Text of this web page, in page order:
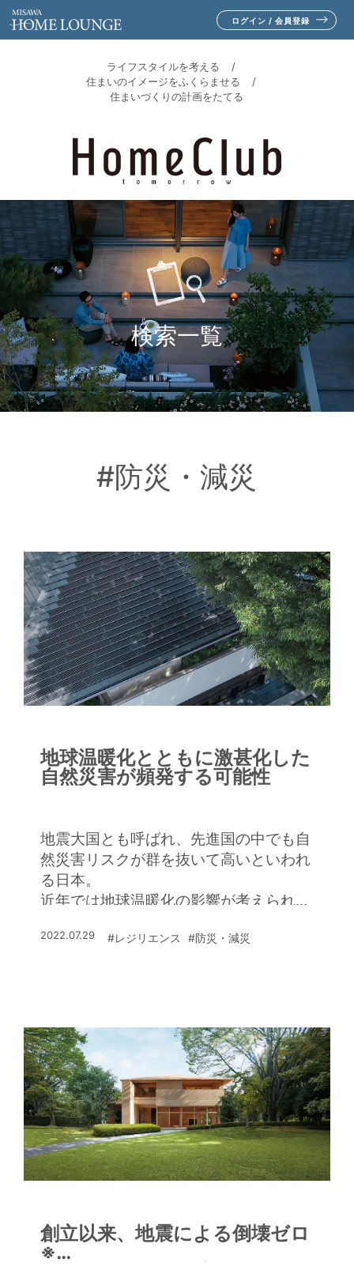
ログイン / 会員登録
ライフスタイルを考える
住まいのイメージをふくらませる
住まいづくりの計画をたてる
検索一覧
#防災・減災
地球温暖化とともに激甚化した
自然災害が頻発する可能性
地震大国とも呼ばれ、先進国の中でも自
然災害リスクが群を抜いて高いといわれ
る日本。
近年では地球温暖化の影響が考えられる
災害に強い住まいづくりのためにも、ま
2022.07.29 #レジリエンス #防災・減災
創立以来、地震による倒壊ゼロ
※